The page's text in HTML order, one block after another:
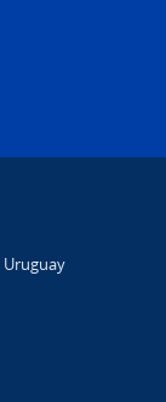
Uruguay